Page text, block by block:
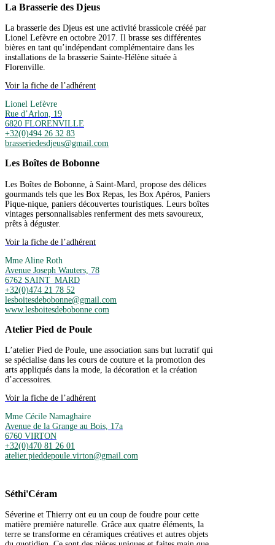
La Brasserie des Djeus
La brasserie des Djeus est une activité brassicole crééé par
Lionel Lefèvre en octobre 2017. Il brasse ses différentes
bières en tant qu’indépendant complémentaire dans les
installations de la brasserie Sainte-Hélène située à
Florenville.
Voir la fiche de l’adhérent
Lionel Lefèvre
Rue d’Arlon, 19
6820 FLORENVILLE
+32(0)494 26 32 83
brasseriedesdjeus@gmail.com
Les Boîtes de Bobonne
Les Boîtes de Bobonne, à Saint-Mard, propose des délices
gourmands tels que les Box Repas, les Box Apéros, Paniers
Pique-nique, paniers découvertes touristiques. Leurs boîtes
vintages personnalisables renferment des mets savoureux,
prêts à déguster.
Voir la fiche de l’adhérent
Mme Aline Roth
Avenue Joseph Wauters, 78
6762 SAINT_MARD
+32(0)474 21 78 52
lesboitesdebobonne@gmail.com
www.lesboitesdebobonne.com
Atelier Pied de Poule
L’atelier Pied de Poule, une association sans but lucratif qui
se spécialise dans les cours de couture et la promotion des
arts appliqués dans la mode, la décoration et la création
d’accessoires.
Voir la fiche de l’adhérent
Mme Cécile Namaghaire
Avenue de la Grange au Bois, 17a
6760 VIRTON
+32(0)470 81 26 01
atelier.pieddepoule.virton@gmail.com
Séthi'Céram
Séverine et Thierry ont eu un coup de foudre pour cette
matière première naturelle. Grâce aux quatre éléments, la
terre se transforme en céramiques créatives et autres objets